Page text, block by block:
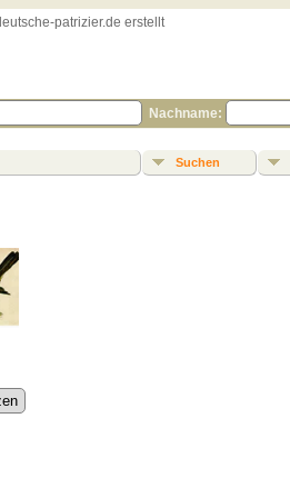
patrizier.de erstellt
Nachname:
Suchen